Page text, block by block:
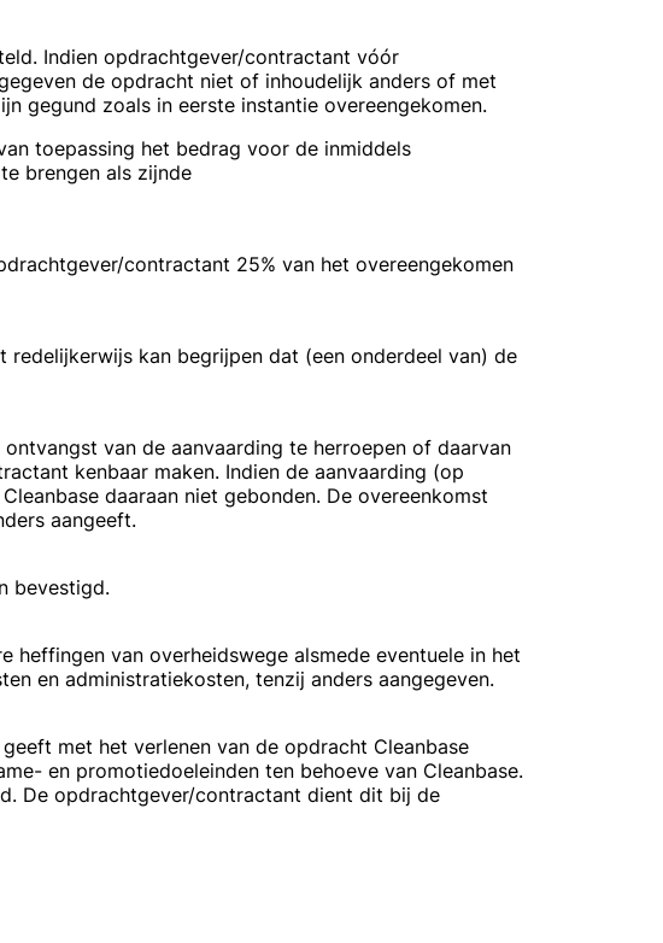
Indien opdrachtgever/contractant vóór
de opdracht niet of inhoudelijk anders of met
gegund zoals in eerste instantie overeengekomen.
toepassing het bedrag voor de inmiddels
brengen als zijnde
contractant 25% van het overeengekomen
kan begrijpen dat (een onderdeel van) de
van de aanvaarding te herroepen of daarvan
kenbaar maken. Indien de aanvaarding (op
daaraan niet gebonden. De overeenkomst
aangeeft.
bevestigd.
heffingen van overheidswege alsmede eventuele in het
en administratiekosten, tenzij anders aangegeven.
met het verlenen van de opdracht Cleanbase
en promotiedoeleinden ten behoeve van Cleanbase.
De opdrachtgever/contractant dient dit bij de